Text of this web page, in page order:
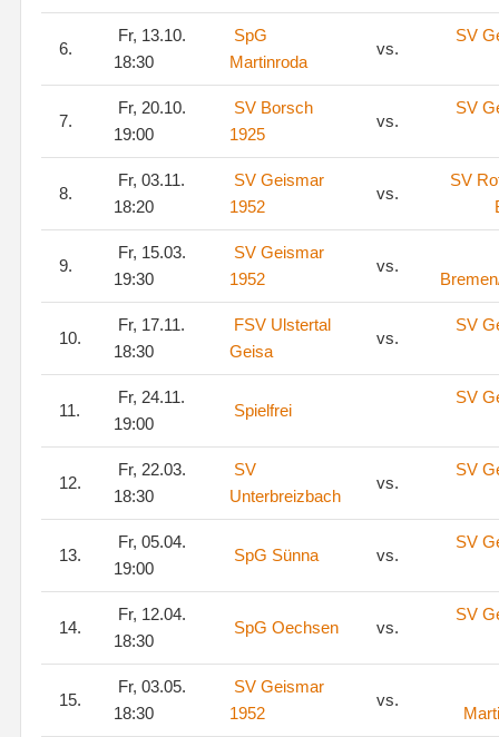
6.
Fr, 13.10.
18:30
SpG
Martinroda
vs.
SV
7.
Fr, 20.10.
19:00
SV Borsch
1925
vs.
SV
8.
Fr, 03.11.
18:20
SV Geismar
1952
vs.
SV
9.
Fr, 15.03.
19:30
SV Geismar
1952
vs.
10.
Fr, 17.11.
18:30
FSV Ulstertal
Geisa
vs.
SV
11.
Fr, 24.11.
19:00
Spielfrei
SV
12.
Fr, 22.03.
18:30
SV
Unterbreizbach
vs.
SV
13.
Fr, 05.04.
19:00
SpG Sünna vs.
SV
14.
Fr, 12.04.
18:30
SpG Oechsen vs.
SV
15.
Fr, 03.05.
18:30
SV Geismar
1952
vs.